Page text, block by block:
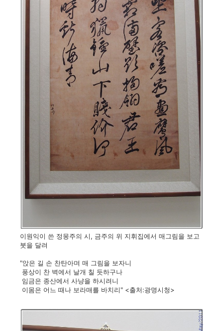
이원익이 쓴 정몽주의 시, 금주의 위 지휘집에서 매그림을 보고
붓을 달려
"앉은 길 손 찬탄아며 매 그림을 보자니
풍상이 찬 벽에서 날개 칠 듯하구나
임금은 종산에서 사냥을 하시려니
이몸은 어느 때나 보라매를 바치리" <출처:광명시청>